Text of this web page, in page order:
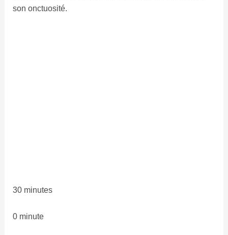
son onctuosité.
30 minutes
0 minute